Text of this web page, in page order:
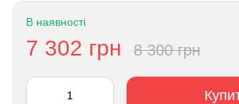
В наявності
7 302 грн 8 300 грн